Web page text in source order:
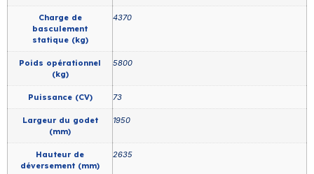
Charge de
basculement
statique (kg)
4370
Poids opérationnel
(kg)
5800
Puissance (CV) 73
Largeur du godet
(mm)
1950
Hauteur de
déversement (mm)
2635